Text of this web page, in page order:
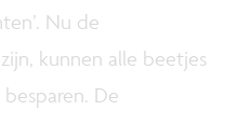
Nu de
kunnen alle beetjes
De